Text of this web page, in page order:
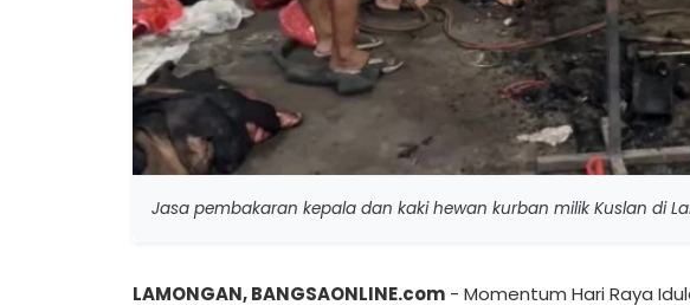
Jasa pembakaran kepala dan kaki hewan kurban milik Kuslan di
LAMONGAN, BANGSAONLINE.com - Momentum Hari Raya